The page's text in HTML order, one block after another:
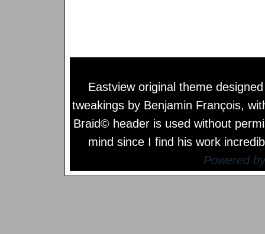
Eastview original theme
tweakings by Benjamin François,
Braid© header is used without
mind since I find his work
Powered